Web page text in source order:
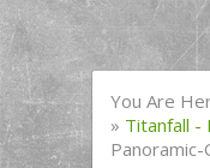
You Are
» Titanfall -